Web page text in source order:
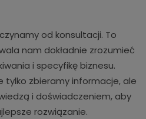
od konsultacji. To
nam dokładnie zrozumieć
i specyfikę biznesu.
tylko zbieramy informacje, ale
i doświadczeniem, aby
rozwiązanie.